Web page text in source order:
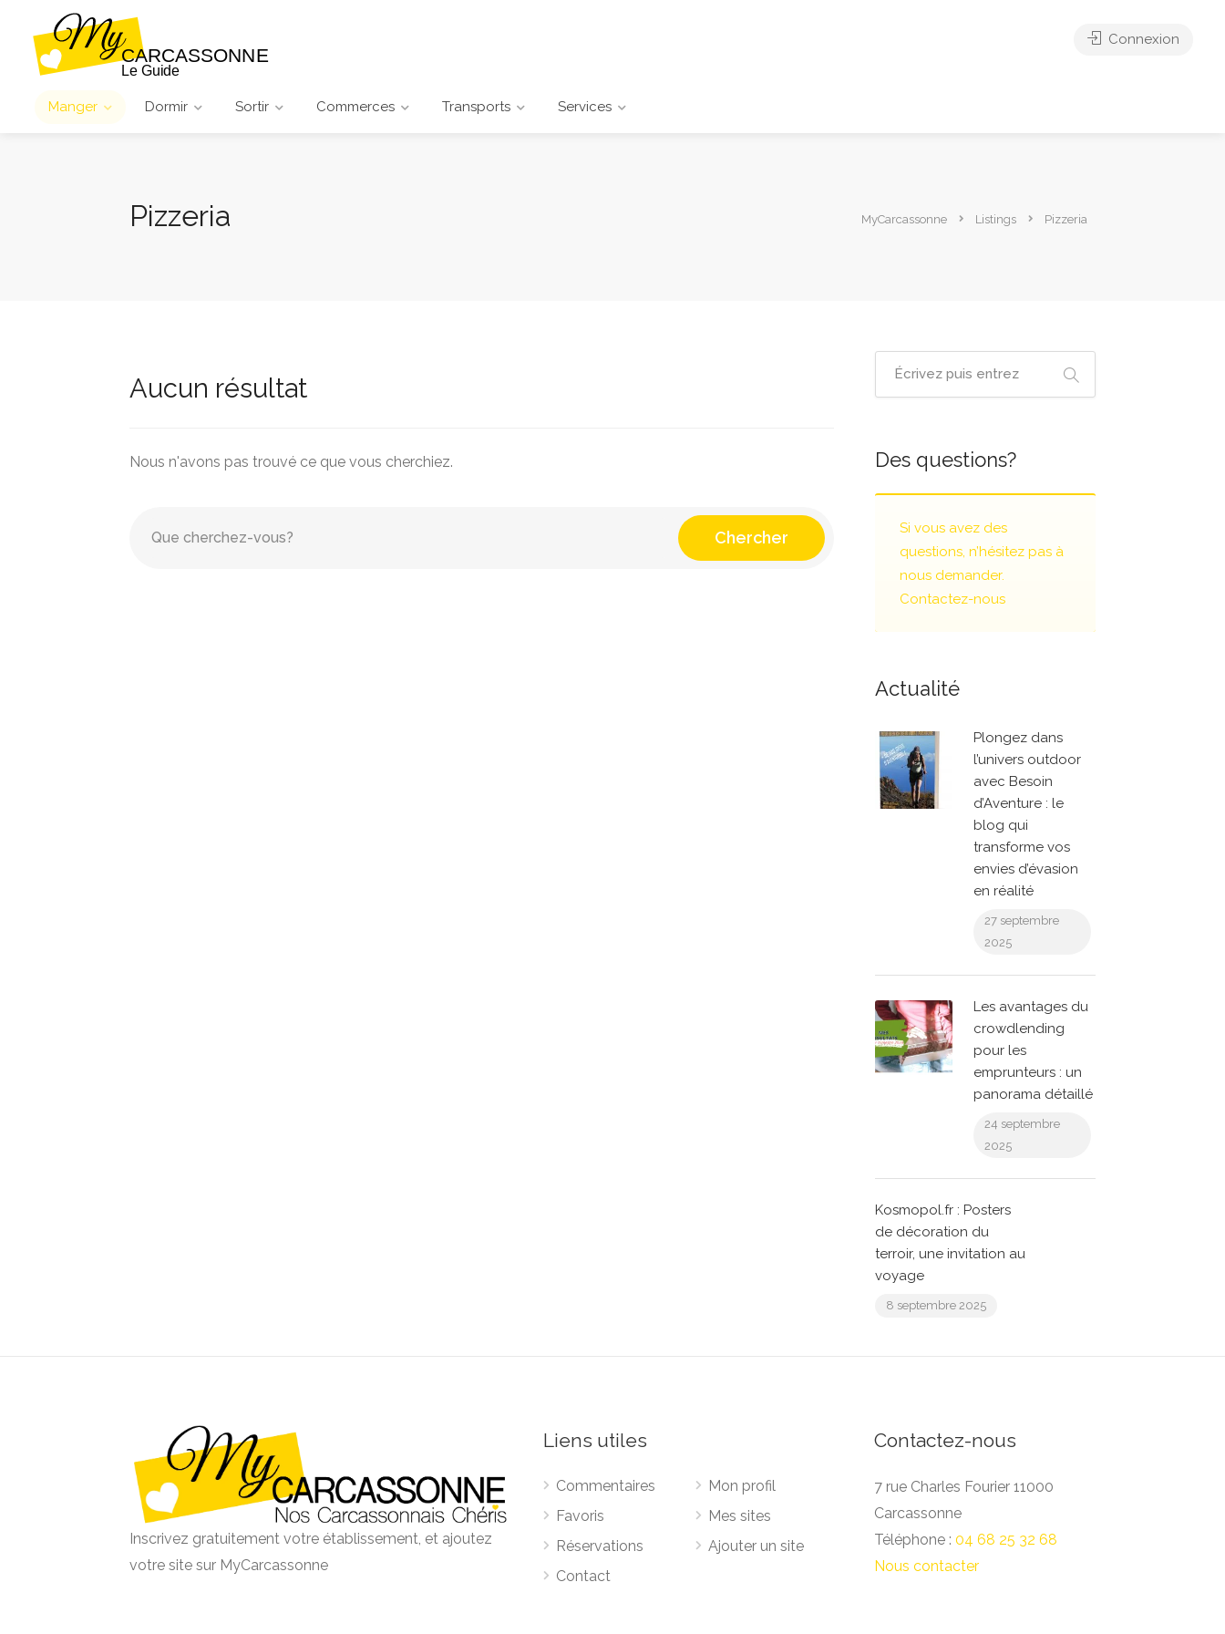
Manger Dormir Sortir Commerces Transports Services
Connexion
Pizzeria MyCarcassonne Listings Pizzeria
Aucun résultat
Nous n'avons pas trouvé ce que vous cherchiez.
Chercher
Des questions?
Si vous avez des
questions, n’hésitez pas à
nous demander.
Contactez-nous
Actualité
Plongez dans
l’univers outdoor
avec Besoin
d’Aventure : le
blog qui
transforme vos
envies d’évasion
en réalité
27 septembre
2025
Les avantages du
crowdlending
pour les
emprunteurs : un
panorama détaillé
24 septembre
2025
Kosmopol.fr : Posters
de décoration du
terroir, une invitation au
voyage
8 septembre 2025
Inscrivez gratuitement votre établissement, et ajoutez
votre site sur MyCarcassonne
Liens utiles
Commentaires
Favoris
Réservations
Contact
Mon profil
Mes sites
Ajouter un site
Contactez-nous
7 rue Charles Fourier 11000
Carcassonne
Téléphone :04 68 25 32 68
Nous contacter